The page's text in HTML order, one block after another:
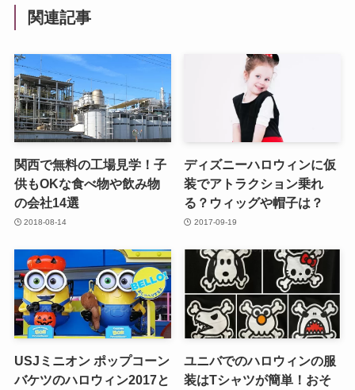
関連記事
関西で無料の工場見学！子
供もOKな食べ物や飲み物
の会社14選
2018-08-14
ディズニーハロウィンに仮
装でアトラクション乗れ
る？ウィッグや帽子は？
2017-09-19
USJミニオン ポップコーン
バケツのハロウィン2017と
ユニバでのハロウィンの服
装はTシャツが簡単！おそ